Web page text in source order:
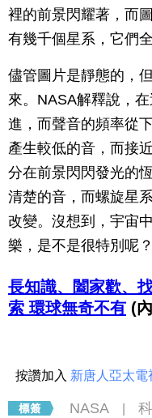
裡的前景閃耀著，而
有幾千個星系，它們
儘管圖片是靜態的，
來。NASA解釋說，
進，而聲音的頻率從
產生較低的音，而接
分在前景閃閃發光的
清楚的音，而螺旋星
改變。沒想到，宇宙
樂，是不是很特別呢？
長知識、闔家歡、
索 環球無奇不有 (
按讚加入 新唐人亞太電
NASA